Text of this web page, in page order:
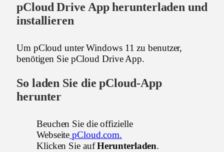
pCloud Drive App herunterladen und
installieren
Um pCloud unter Windows 11 zu benutzer,
benötigen Sie pCloud Drive App.
So laden Sie die pCloud-App
herunter
Beuchen Sie die offizielle
Webseite pCloud.com.
Klicken Sie aufHerunterladen.